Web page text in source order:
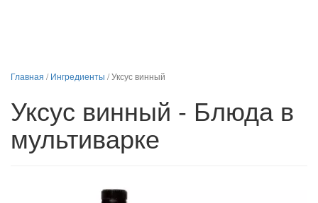
Главная /Ингредиенты /Уксус винный
Уксус винный - Блюда в
мультиварке